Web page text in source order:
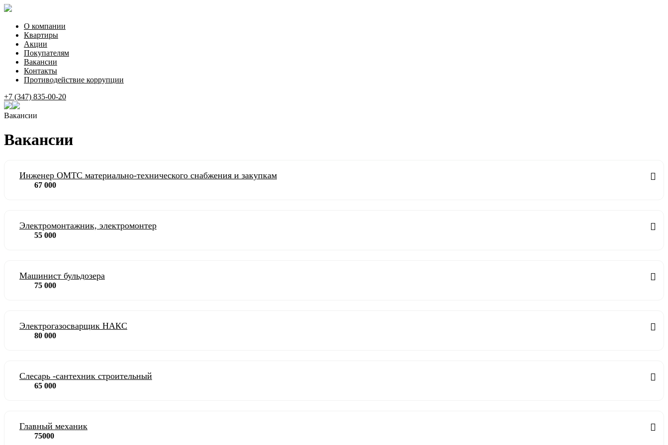
О компании
Квартиры
Акции
Покупателям
Вакансии
Контакты
Противодействие коррупции
+7 (347) 835-00-20
Вакансии
Вакансии
Инженер ОМТС материально-технического снабжения и закупкам
67 000
Электромонтажник, электромонтер
55 000
Машинист бульдозера
75 000
Электрогазосварщик НАКС
80 000
Слесарь -сантехник строительный
65 000
Главный механик
75000